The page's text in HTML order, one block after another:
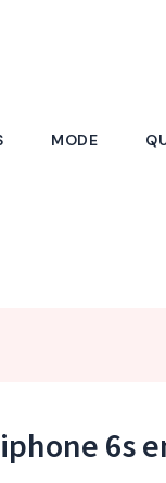
MODE
6s